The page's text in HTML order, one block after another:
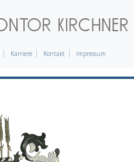
Karriere Kontakt Impressum